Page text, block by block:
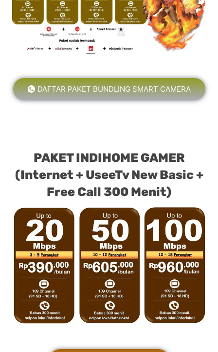
DAFTAR PAKET BUNDLING SMART CAMERA
PAKET INDIHOME GAMER
(Internet + UseeTv New Basic +
Free Call 300 Menit)